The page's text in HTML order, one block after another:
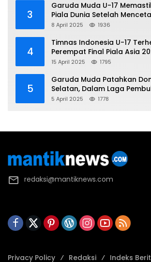
3
Garuda Muda U-17
Piala Dunia Setelah
Kemenangan Gemilang
8 April 2025 1936
4
Timnas Indonesia U-17
Perempat Final Piala Asia
Korea Utara
15 April 2025 1795
5
Garuda Muda Patahkan
Selatan, Dalam Laga
2025 U-17
5 April 2025 1778
redaksi@mantiknews.com
Privacy Policy Redaksi Indeks